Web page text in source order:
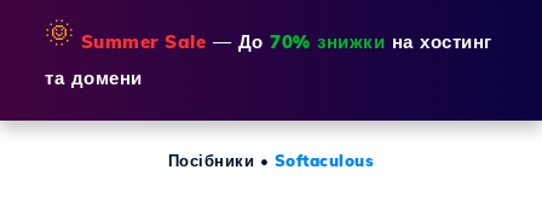
🌞 Summer Sale — До 70% знижки на хостинг
та домени
Посібники • Softaculous